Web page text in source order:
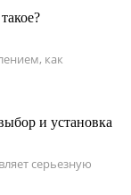
как
и установка
серьезную